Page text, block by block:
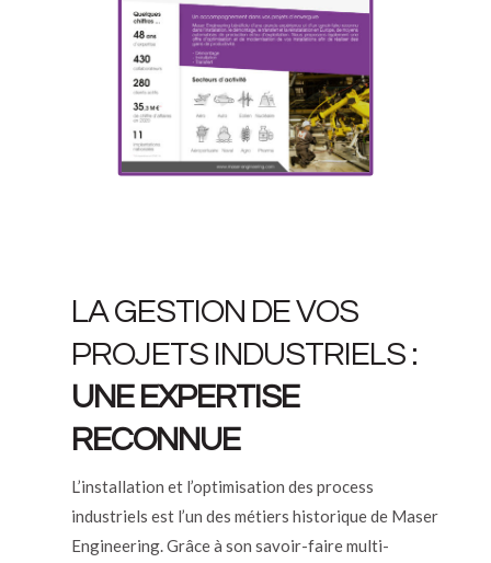
LA GESTION DE VOS
PROJETS INDUSTRIELS :
UNE EXPERTISE
RECONNUE
L’installation et l’optimisation des process
industriels est l’un des métiers historique de Maser
Engineering. Grâce à son savoir-faire multi-